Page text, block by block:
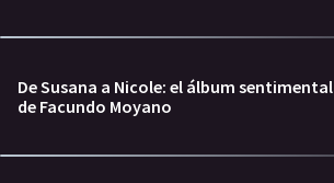
De Susana a Nicole: el álbum sentimental
de Facundo Moyano